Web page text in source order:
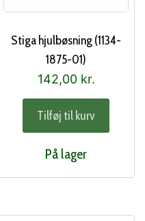
Stiga hjulbøsning (1134-
1875-01)
142,00 kr.
Tilføj til kurv
På lager